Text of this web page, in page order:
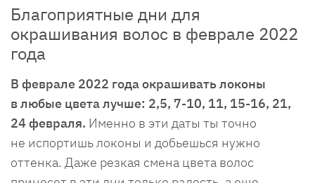
Благоприятные дни для
окрашивания волос в феврале 2022
года
В феврале 2022 года окрашивать локоны
в любые цвета лучше: 2,5, 7-10, 11, 15-16, 21,
24 февраля. Именно в эти даты ты точно
не испортишь локоны и добьешься нужно
оттенка. Даже резкая смена цвета волос